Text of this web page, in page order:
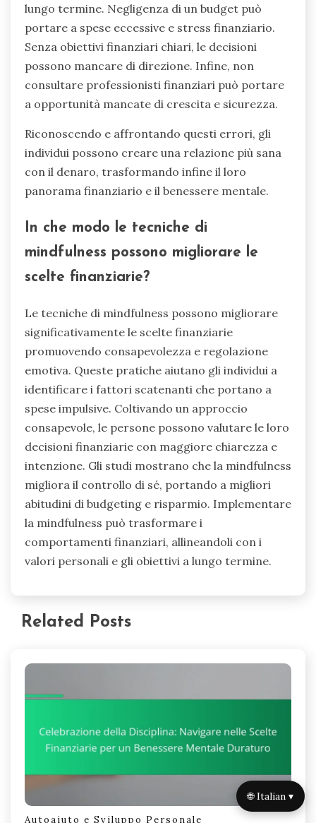
Quali errori comuni dovresti evitare
nella presa di decisioni finanziarie?
Evitare errori comuni nella presa di decisioni
finanziarie è cruciale per trasformare le
mentale. Gli errori chiave includono la spesa
emotiva, la negligenza nella creazione di un
budget, il non stabilire obiettivi finanziari e il non
cercare consigli professionali.
La spesa emotiva spesso porta a acquisti
impulsivi che non si allineano con gli obiettivi a
lungo termine. Negligenza di un budget può
portare a spese eccessive e stress finanziario.
possono mancare di direzione. Infine, non
consultare professionisti finanziari può portare
a opportunità mancate di crescita e sicurezza.
Riconoscendo e affrontando questi errori, gli
individui possono creare una relazione più sana
con il denaro, trasformando infine il loro
panorama finanziario e il benessere mentale.
In che modo le tecniche di
mindfulness possono migliorare le
scelte finanziarie?
Le tecniche di mindfulness possono migliorare
emotiva. Queste pratiche aiutano gli individui a
spese impulsive. Coltivando un approccio
decisioni finanziarie con maggiore chiarezza e
migliora il controllo di sé, portando a migliori
abitudini di budgeting e risparmio. Implementare
la mindfulness può trasformare i
comportamenti finanziari, allineandoli con i
valori personali e gli obiettivi a lungo termine.
🌐 Italian ▾